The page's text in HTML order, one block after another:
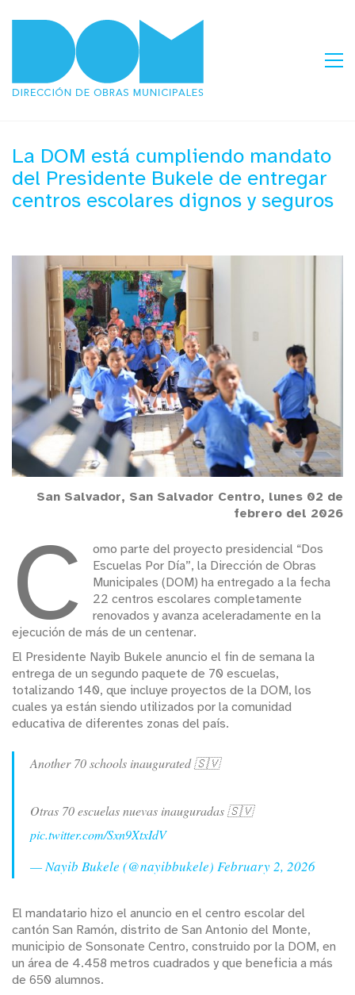
La DOM está cumpliendo mandato
del Presidente Bukele de entregar
centros escolares dignos y seguros
San Salvador, San Salvador Centro, lunes 02 de
febrero del 2026
C
omo parte del proyecto presidencial “Dos
Escuelas Por Día”, la Dirección de Obras
Municipales (DOM) ha entregado a la fecha
22 centros escolares completamente
renovados y avanza aceleradamente en la
ejecución de más de un centenar.
El Presidente Nayib Bukele anuncio el fin de semana la
entrega de un segundo paquete de 70 escuelas,
totalizando 140, que incluye proyectos de la DOM, los
cuales ya están siendo utilizados por la comunidad
educativa de diferentes zonas del país.
Another 70 schools inaugurated 🇸🇻
Otras 70 escuelas nuevas inauguradas 🇸🇻
pic.twitter.com/Sxn9XtxIdV
— Nayib Bukele (@nayibbukele) February 2, 2026
El mandatario hizo el anuncio en el centro escolar del
cantón San Ramón, distrito de San Antonio del Monte,
municipio de Sonsonate Centro, construido por la DOM, en
un área de 4.458 metros cuadrados y que beneficia a más
de 650 alumnos.